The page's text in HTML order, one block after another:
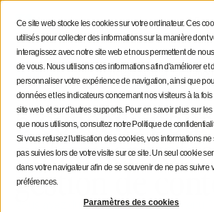
Ce site web stocke les cookies sur votre ordinateur. Ces
utilisés pour collecter des informations sur la manière dont
interagissez avec notre site web et nous permettent de
de vous. Nous utilisons ces informations afin d'améliorer et
personnaliser votre expérience de navigation, ainsi que
données et les indicateurs concernant nos visiteurs à la fois
site web et sur d'autres supports. Pour en savoir plus sur
que nous utilisons, consultez notre Politique de
Si vous refusez l'utilisation des cookies, vos informations ne
pas suivies lors de votre visite sur ce site. Un seul cookie
dans votre navigateur afin de se souvenir de ne pas suivre
préférences.
Paramètres des cookies
Blog Iconosquare Processus et organisation
Processus et organisation
May 31, 2023
Mis à jour leMay 31, 2023
5 conseils pour
optimiser votre
gestion de
Vous avez du mal à gérer votre contenu